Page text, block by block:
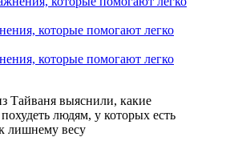
которые помогают легко
которые помогают легко
Тайваня выяснили, какие
людям, у которых есть
лишнему весу